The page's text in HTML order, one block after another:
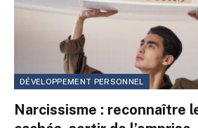
DÉVELOPPEMENT PERSONNEL
Narcissisme : reconnaître